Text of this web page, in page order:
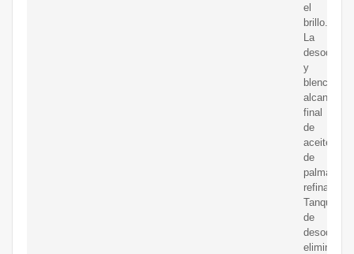
el
brillo.
La
y
blenching
alcanza
final
de
aceite
de
palma
refinado.
Tanque
de
elimina